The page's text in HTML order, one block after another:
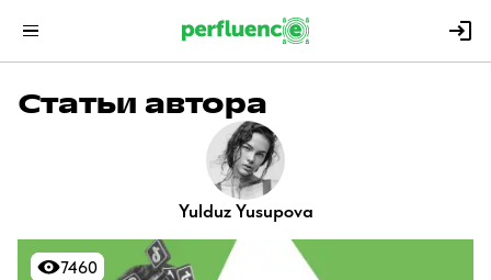
Статьи автора
Yulduz Yusupova
7460
7460